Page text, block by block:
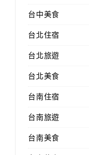
台中美食
台北住宿
台北旅遊
台北美食
台南住宿
台南旅遊
台南美食